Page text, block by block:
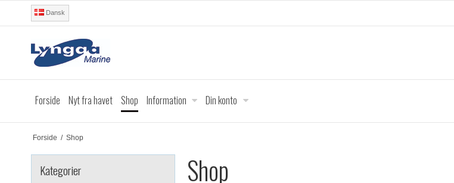
Dansk
Forside Nyt fra havet Shop Information Din konto
Forside / Shop
Kategorier Shop